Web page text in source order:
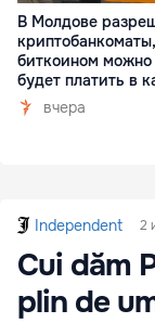
В Молдове
криптобанкоматы,
биткоином можно
будет платить в
вчера
Independent 2
Cui dăm
plin de